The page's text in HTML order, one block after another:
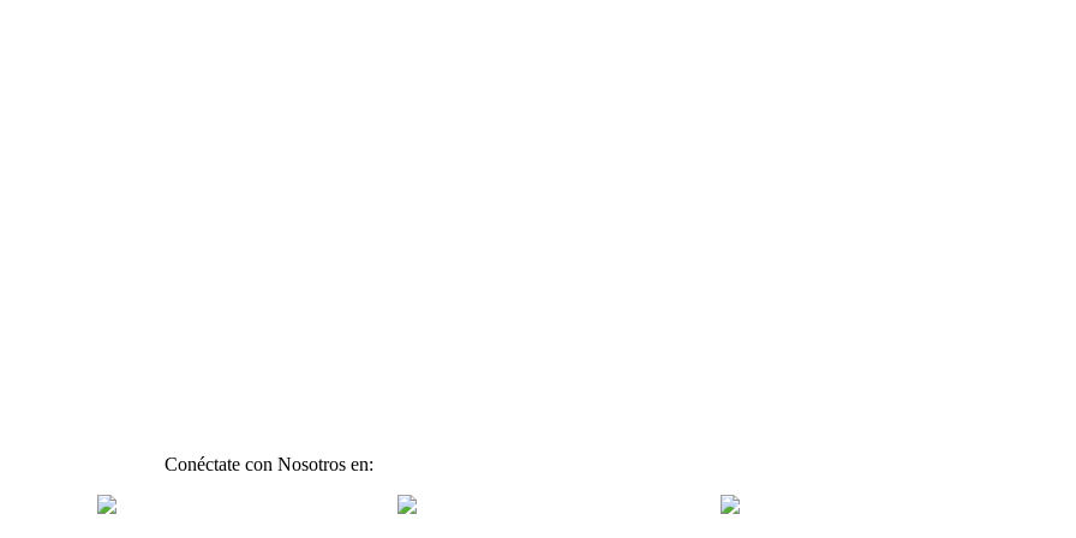
Conéctate con Nosotros en: